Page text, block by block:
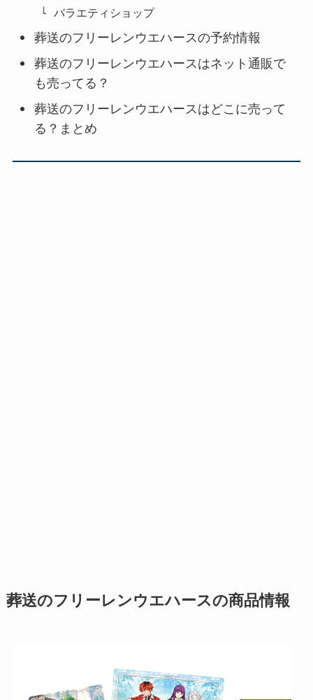
バラエティショップ
葬送のフリーレンウエハースの予約情報
葬送のフリーレンウエハースはネット通販で
も売ってる？
葬送のフリーレンウエハースはどこに売って
る？まとめ
葬送のフリーレンウエハースの商品情報